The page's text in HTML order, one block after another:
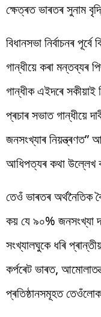
ক্ষেত্ৰত ভাৰতৰ সুনাম
বিধানসভা নিৰ্বাচনৰ
গান্ধীয়ে কৰা মন্তব্যৰ
গান্ধীক এইদৰে সকীয়াই
প্ৰচাৰ সভাত গান্ধীয়ে
জনসংখ্যাৰ নিয়ন্ত্ৰণত”
আধিপত্যৰ কথা উল্লেখ
তেওঁ ভাৰতৰ অৰ্থনৈতিক
কয় যে ৯০% জনসংখ্যা
সংখ্যালঘুকে ধৰি
কৰ্পৰেট ভাৰত,
প্ৰতিষ্ঠানসমূহত